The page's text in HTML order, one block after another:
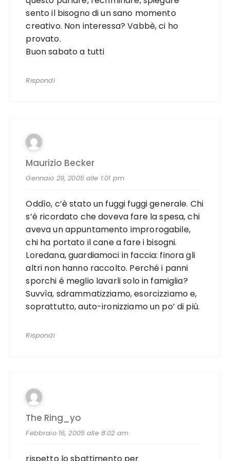
sento il bisogno di un sano momento
creativo. Non interessa? Vabbè, ci ho
provato.
Buon sabato a tutti
Rispondi
Maurizio Becker
Gennaio 29, 2005 alle 1:01 pm
Oddìo, c’è stato un fuggi fuggi generale. Chi
s’é ricordato che doveva fare la spesa, chi
aveva un appuntamento improrogabile,
chi ha portato il cane a fare i bisogni.
Loredana, guardiamoci in faccia: finora gli
altri non hanno raccolto. Perché i panni
sporchi é meglio lavarli solo in famiglia?
Suvvìa, sdrammatizziamo, esorcizziamo e,
soprattutto, auto-ironizziamo un po’ di più.
Rispondi
The Ring_yo
Febbraio 16, 2005 alle 8:02 am